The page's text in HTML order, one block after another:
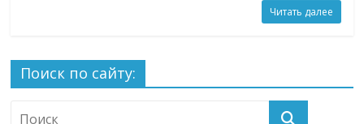
Читать далее
Поиск по сайту: